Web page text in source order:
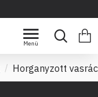
Horganyzott